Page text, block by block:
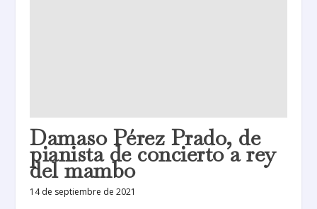
Damaso Pérez Prado, de
pianista de concierto a rey
del mambo
14 de septiembre de 2021